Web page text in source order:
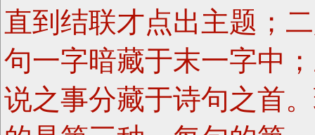
直到结联才点出主题；
句一字暗藏于末一字中
说之事分藏于诗句之首